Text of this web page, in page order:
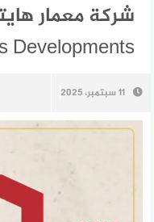
شركة معمار
Developments
11 سبتمبر، 2025